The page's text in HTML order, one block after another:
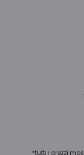
*tutti i prezzi